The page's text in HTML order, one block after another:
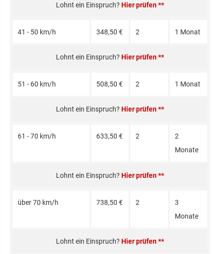
Hier prüfen **
41 - 50 km/h 348,50 € 2 1 Monat
Hier prüfen **
51 - 60 km/h 508,50 € 2 1 Monat
Hier prüfen **
61 - 70 km/h 633,50 € 2
2
Monate
Hier prüfen **
über 70 km/h 738,50 € 2
3
Monate
Hier prüfen **